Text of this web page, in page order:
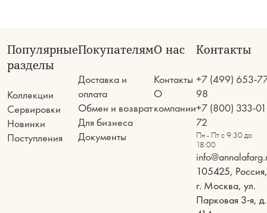
Популярные
разделы
Коллекции
Сервировки
Новинки
Поступления
Покупателям
Доставка и
оплата
Обмен и возврат
Для бизнеса
Документы
О нас
Контакты
О
компании
Контакты
+7 (499) 653-
98
+7 (800) 333-
72
Пн - Пт с 9:30 до
18:00
105425, Россия,
г. Москва, ул.
Парковая 3-я, д.